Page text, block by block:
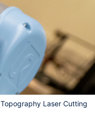
Topography Laser Cutting